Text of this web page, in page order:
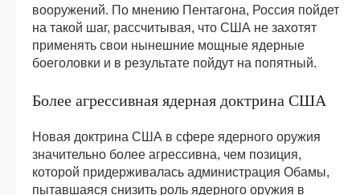
вооружений. По мнению Пентагона, Россия пойдет
на такой шаг, рассчитывая, что США не захотят
применять свои нынешние мощные ядерные
боеголовки и в результате пойдут на попятный.
Более агрессивная ядерная доктрина США
Новая доктрина США в сфере ядерного оружия
значительно более агрессивна, чем позиция,
которой придерживалась администрация Обамы,
пытавшаяся снизить роль ядерного оружия в